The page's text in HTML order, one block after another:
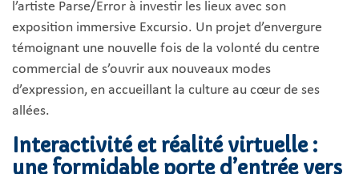
l’artiste Parse/Error à investir les lieux avec son
exposition immersive Excursio. Un projet d’envergure
témoignant une nouvelle fois de la volonté du centre
commercial de s’ouvrir aux nouveaux modes
d’expression, en accueillant la culture au cœur de ses
allées.
Interactivité et réalité virtuelle :
une formidable porte d’entrée vers